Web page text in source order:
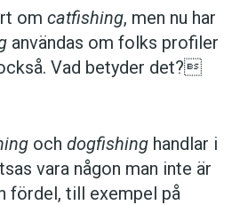
om catfishing, men nu har
användas om folks profiler
Vad betyder det?
och dogfishing handlar i
vara någon man inte är
fördel, till exempel på